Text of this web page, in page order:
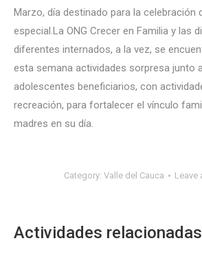
Marzo, día destinado para la celebración
especial.La ONG Crecer en Familia y las
diferentes internados, a la vez, se
esta semana actividades sorpresa junto
adolescentes beneficiarios, con
recreación, para fortalecer el vínculo
madres en su día.
Category: Valle del Cauca Leave
Actividades relacionadas